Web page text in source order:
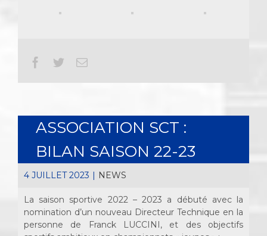
Facebook
TwitterEmail
ASSOCIATION SCT :
BILAN SAISON 22-23
4 JUILLET 2023 | NEWS
La saison sportive 2022 – 2023 a débuté avec la
nomination d’un nouveau Directeur Technique en la
personne de Franck LUCCINI, et des objectifs